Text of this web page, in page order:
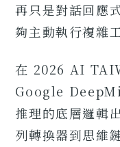
再只是對話回應
夠主動執行複雜
在 2026 AI
Google
推理的底層邏輯
列轉換器到思維